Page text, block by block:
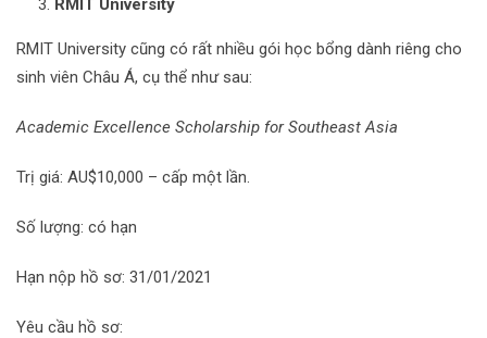
RMIT University
RMIT University cũng có rất nhiều gói học bổng dành riêng cho
sinh viên Châu Á, cụ thể như sau:
Academic Excellence Scholarship for Southeast Asia
Trị giá: AU$10,000 – cấp một lần.
Số lượng: có hạn
Hạn nộp hồ sơ: 31/01/2021
Yêu cầu hồ sơ: